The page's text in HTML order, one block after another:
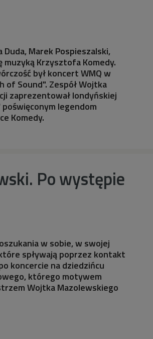
Marek Pospieszalski,
muzyką Krzysztofa Komedy.
był koncert WMQ w
of Sound". Zespół Wojtka
zaprezentował londyńskiej
legendom
Komedy.
Po występie
w sobie, w swojej
spływają poprzez kontakt
koncercie na dziedzińcu
którego motywem
Wojtka Mazolewskiego